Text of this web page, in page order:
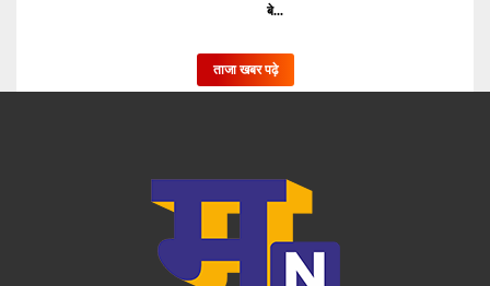
बे...
ताजा खबर पढ़े